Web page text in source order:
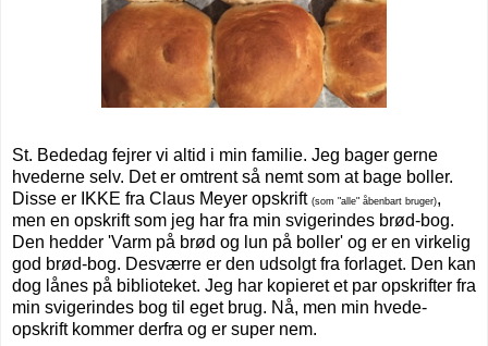
St. Bededag fejrer vi altid i min familie. Jeg bager gerne
hvederne selv. Det er omtrent så nemt som at bage boller.
Disse er IKKE fra Claus Meyer opskrift (som "alle" åbenbart bruger),
men en opskrift som jeg har fra min svigerindes brød-bog.
Den hedder 'Varm på brød og lun på boller' og er en virkelig
god brød-bog. Desværre er den udsolgt fra forlaget. Den kan
dog lånes på biblioteket. Jeg har kopieret et par opskrifter fra
min svigerindes bog til eget brug. Nå, men min hvede-
opskrift kommer derfra og er super nem.